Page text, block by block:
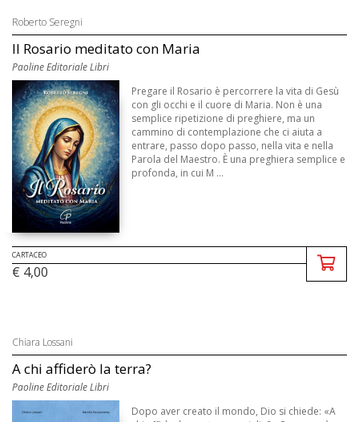
Roberto Seregni
Il Rosario meditato con Maria
Paoline Editoriale Libri
Pregare il Rosario è percorrere la vita di Gesù
con gli occhi e il cuore di Maria. Non è una
semplice ripetizione di preghiere, ma un
cammino di contemplazione che ci aiuta a
entrare, passo dopo passo, nella vita e nella
Parola del Maestro. È una preghiera semplice e
profonda, in cui M ...
CARTACEO
€ 4,00
Chiara Lossani
A chi affiderò la terra?
Paoline Editoriale Libri
Dopo aver creato il mondo, Dio si chiede: «A